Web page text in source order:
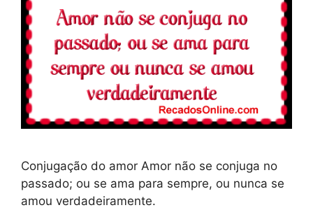
Conjugação do amor Amor não se conjuga no
passado; ou se ama para sempre, ou nunca se
amou verdadeiramente.